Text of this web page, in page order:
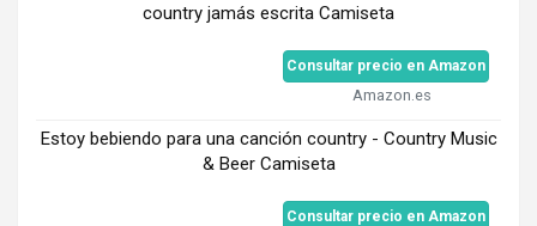
country jamás escrita Camiseta
Consultar precio en Amazon
Amazon.es
Estoy bebiendo para una canción country - Country Music
& Beer Camiseta
Consultar precio en Amazon